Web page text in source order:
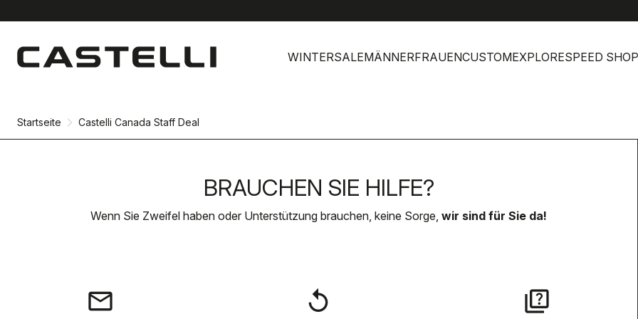
Inhalt
springen
Navigation
springen
WINTERSALEMÄNNERFRAUENCUSTOMEXPLORESPEED SHOP
Startseite Castelli Canada Staff Deal
BRAUCHEN SIE HILFE?
Wenn Sie Zweifel haben oder Unterstützung brauchen, keine Sorge, wir sind für Sie da!
email replay quiz